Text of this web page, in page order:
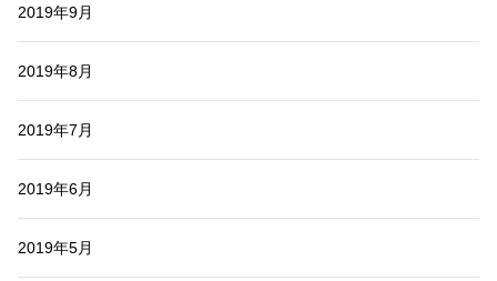
2019年9月
2019年8月
2019年7月
2019年6月
2019年5月